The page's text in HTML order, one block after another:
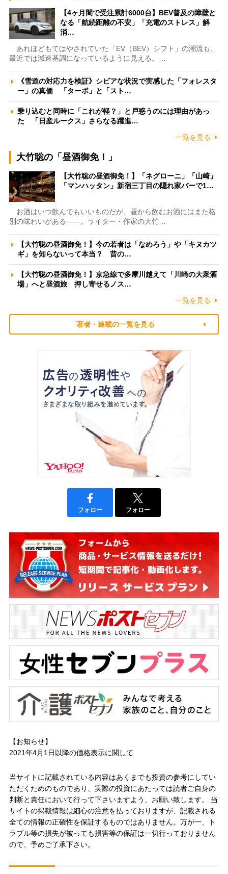
【4ヶ月間で受注累計6000台】BEV普及の障壁と
なる「航続距離の不安」「充電のストレス」解
消…
あれほどもてはやされていた「EV（BEV）シフト」の潮流も、
最近では減速基調になっているように見える。…
《雪道の対応力を検証》シビアな状況で実感した「フォレスタ
ー」の真価 「ターボ」と「スト…
乗り込むと同時に「これが軽？」と戸惑うのには理由があっ
た 「日産ルークス」さらなる躍進…
一覧を見る
大竹聡の「昼酒御免！」
【大竹聡の昼酒御免！】「ネグローニ」「山崎」
「マンハッタン」新宿三丁目の隠れ家バーで1…
お酒はいつ飲んでもいいものだが、昼から飲むお酒にはまた格
別の味わいがある――。ライター・作家の大竹…
【大竹聡の昼酒御免！】今の若者は「なめろう」や「キヌカツ
ギ」を知らないって本当？ 昔の…
【大竹聡の昼酒御免！】京急線で多摩川越えて「川崎の大衆酒
場」へと昼酒旅 押し寄せるノス…
一覧を見る
著者・連載の一覧を見る
フォロー フォロー
【お知らせ】
2021年4月1日以降の価格表示に関して
当サイトに記載されている内容はあくまでも投資の参考にしてい
ただくためのものであり、実際の投資にあたっては読者ご自身の
判断と責任において行って下さいますよう、お願い致します。 当
サイトの掲載情報は細心の注意を払っておりますが、記載される
全ての情報の正確性を保証するものではありません。万が一、ト
ラブル等の損失が被っても損害等の保証は一切行っておりません
ので、予めご了承下さい。